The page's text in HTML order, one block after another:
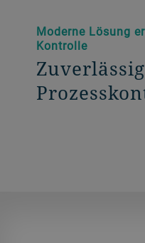
Moderne Lösung
Kontrolle